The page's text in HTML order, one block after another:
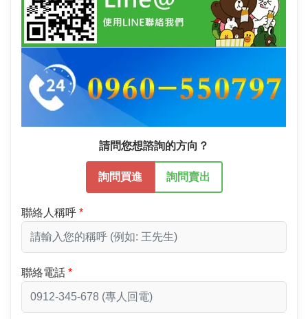
請問您想諮詢的方向？
詢問買進 詢問賣出
聯絡人稱呼
聯絡電話